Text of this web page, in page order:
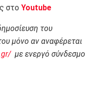
στοYoutube
του
μόνο αν αναφέρεται
με ενεργό σύνδεσμο